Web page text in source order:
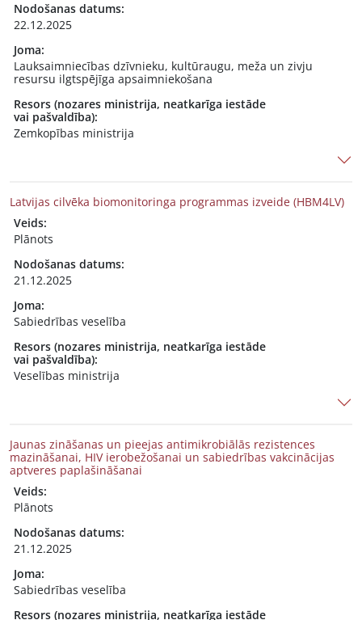
Nodošanas datums:
22.12.2025
Joma:
Lauksaimniecības dzīvnieku, kultūraugu, meža un zivju
resursu ilgtspējīga apsaimniekošana
Resors (nozares ministrija, neatkarīga iestāde
vai pašvaldība):
Zemkopības ministrija
Latvijas cilvēka biomonitoringa programmas izveide (HBM4LV)
Veids:
Plānots
Nodošanas datums:
21.12.2025
Joma:
Sabiedrības veselība
Resors (nozares ministrija, neatkarīga iestāde
vai pašvaldība):
Veselības ministrija
Jaunas zināšanas un pieejas antimikrobiālās rezistences
mazināšanai, HIV ierobežošanai un sabiedrības vakcinācijas
aptveres paplašināšanai
Veids:
Plānots
Nodošanas datums:
21.12.2025
Joma:
Sabiedrības veselība
Resors (nozares ministrija, neatkarīga iestāde